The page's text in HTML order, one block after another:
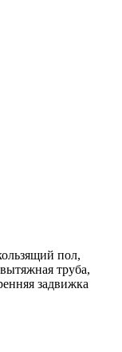
пол,
труба,
задвижка